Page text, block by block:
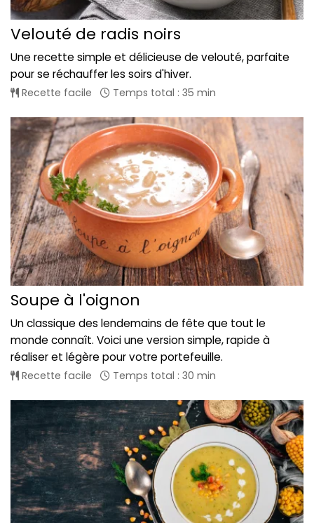
Velouté de radis noirs
Une recette simple et délicieuse de velouté, parfaite
pour se réchauffer les soirs d'hiver.
Recette facile Temps total : 35 min
Soupe à l'oignon
Un classique des lendemains de fête que tout le
monde connaît. Voici une version simple, rapide à
réaliser et légère pour votre portefeuille.
Recette facile Temps total : 30 min